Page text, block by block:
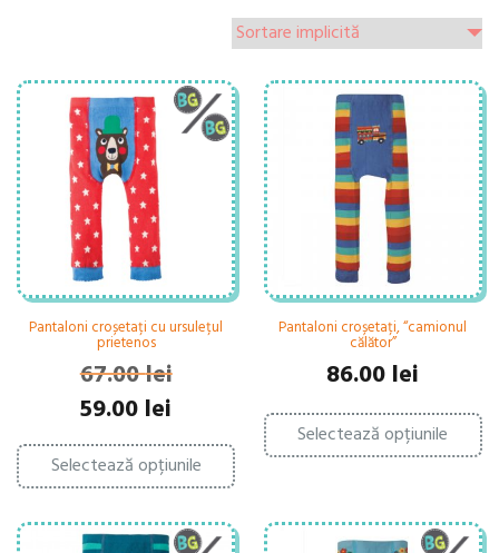
Pantaloni croșetați cu ursulețul
prietenos
67.00lei
Prețul
inițial
a
fost:
67.00 lei.
59.00 lei
este:
59.00 lei.
Selectează opțiunile
Acest
produs
are
multe
variații.
Pantaloni croșetați, “camionul
călător”
86.00 lei
Selectează opțiunile